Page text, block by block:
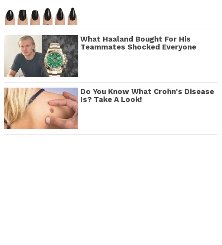
What Haaland Bought For His
Teammates Shocked Everyone
Do You Know What Crohn's Disease
Is? Take A Look!